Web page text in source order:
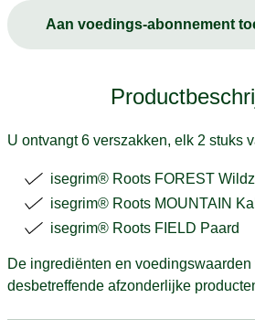
Aan voedings-abonnement
U ontvangt 6 verszakken, elk 2 stuks
isegrim® Roots FOREST
isegrim® Roots MOUNTAIN
isegrim® Roots FIELD Paard
De ingrediënten en
desbetreffende afzonderlijke